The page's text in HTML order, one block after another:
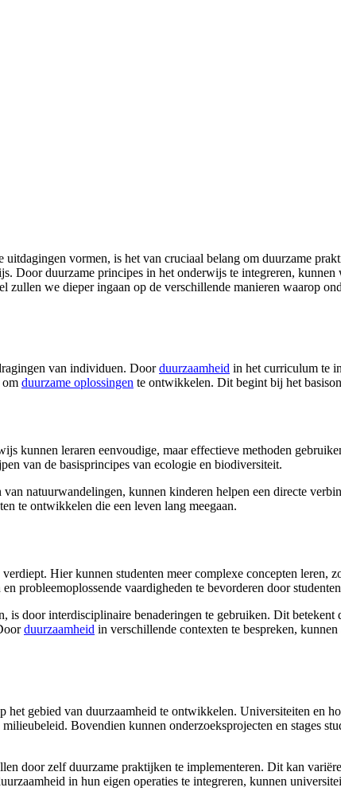
vormen, is het van cruciaal belang om duurzame
Door duurzame principes in het onderwijs te integreren,
we dieper ingaan op de verschillende manieren waarop
van individuen. Doorduurzaamheid in het curriculum te
om duurzame oplossingen te ontwikkelen. Dit begint bij het
kunnen leraren eenvoudige, maar effectieve methoden
van de basisprincipes van ecologie en biodiversiteit.
natuurwandelingen, kunnen kinderen helpen een directe
te ontwikkelen die een leven lang meegaan.
Hier kunnen studenten meer complexe concepten leren,
probleemoplossende vaardigheden te bevorderen door
is door interdisciplinaire benaderingen te gebruiken. Dit betekent
duurzaamheid in verschillende contexten te bespreken,
gebied van duurzaamheid te ontwikkelen. Universiteiten en
Bovendien kunnen onderzoeksprojecten en stages
door zelf duurzame praktijken te implementeren. Dit kan
in hun eigen operaties te integreren, kunnen